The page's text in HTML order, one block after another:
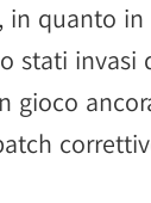
in quanto
stati
gioco